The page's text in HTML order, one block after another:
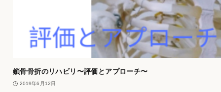
鎖骨骨折のリハビリ〜評価とアプローチ〜
2019年6月12日